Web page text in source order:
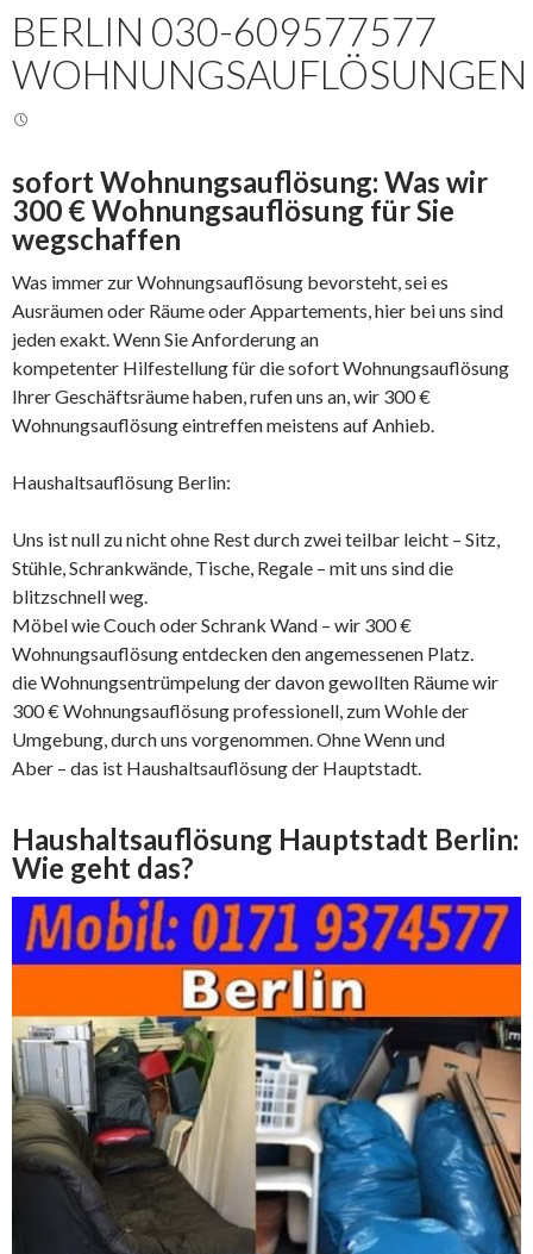
BERLIN 030-609577577
WOHNUNGSAUFLÖSUNGEN
sofort Wohnungsauflösung: Was wir
300 € Wohnungsauflösung für Sie
wegschaffen
Was immer zur Wohnungsauflösung bevorsteht, sei es
Ausräumen oder Räume oder Appartements, hier bei uns sind
jeden exakt. Wenn Sie Anforderung an
kompetenter Hilfestellung für die sofort Wohnungsauflösung
Ihrer Geschäftsräume haben, rufen uns an, wir 300 €
Wohnungsauflösung eintreffen meistens auf Anhieb.
Haushaltsauflösung Berlin:
Uns ist null zu nicht ohne Rest durch zwei teilbar leicht – Sitz,
Stühle, Schrankwände, Tische, Regale – mit uns sind die
blitzschnell weg.
Möbel wie Couch oder Schrank Wand – wir 300 €
Wohnungsauflösung entdecken den angemessenen Platz.
die Wohnungsentrümpelung der davon gewollten Räume wir
300 € Wohnungsauflösung professionell, zum Wohle der
Umgebung, durch uns vorgenommen. Ohne Wenn und
Aber – das ist Haushaltsauflösung der Hauptstadt.
Haushaltsauflösung Hauptstadt Berlin:
Wie geht das?